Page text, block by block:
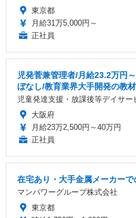
東京都
月給31万5,000円～
正社員
児発菅兼管理者/月給23.2万円
ぼなし/教育業界大手開発の教
児童発達支援・放課後等デイサ
大阪府
月給23万2,500円～40万円
正社員
在宅あり・大手金属メーカーで
マンパワーグループ株式会社
東京都